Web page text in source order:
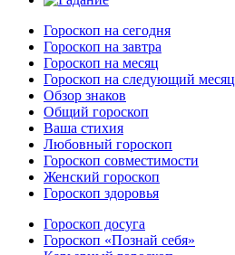
Гороскоп на сегодня
Гороскоп на завтра
Гороскоп на месяц
Гороскоп на следующий месяц
Обзор знаков
Общий гороскоп
Ваша стихия
Любовный гороскоп
Гороскоп совместимости
Женский гороскоп
Гороскоп здоровья
Гороскоп досуга
Гороскоп «Познай себя»